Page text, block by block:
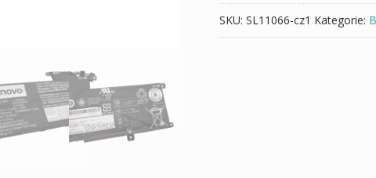
SKU: SL11066-cz1 Kategorie: